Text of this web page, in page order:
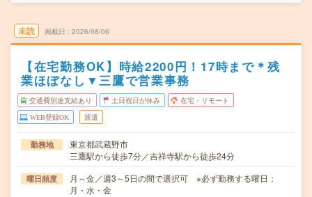
未読 掲載日 2026/08/06
【在宅勤務OK】時給2200円！17時まで＊残
業ほぼなし▼三鷹で営業事務
交通費別途支給あり 土日祝日が休み 在宅・リモート
WEB登録OK 派遣
勤務地
東京都武蔵野市
三鷹駅から徒歩7分／吉祥寺駅から徒歩24分
曜日頻度
月～金／週3～5日の間で選択可 ※必ず勤務する曜日：
月・水・金